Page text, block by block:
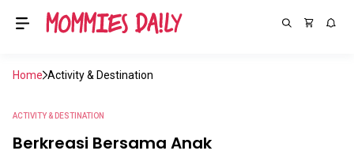
Home Activity & Destination
ACTIVITY & DESTINATION
Berkreasi Bersama Anak